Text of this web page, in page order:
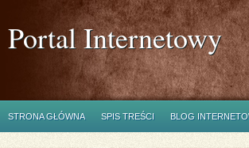
Portal Internetowy
STRONA GŁÓWNA SPIS TREŚCI BLOG